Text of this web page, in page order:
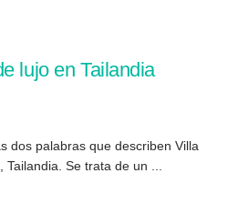
lujo en Tailandia
dos palabras que describen Villa
Se trata de un ...